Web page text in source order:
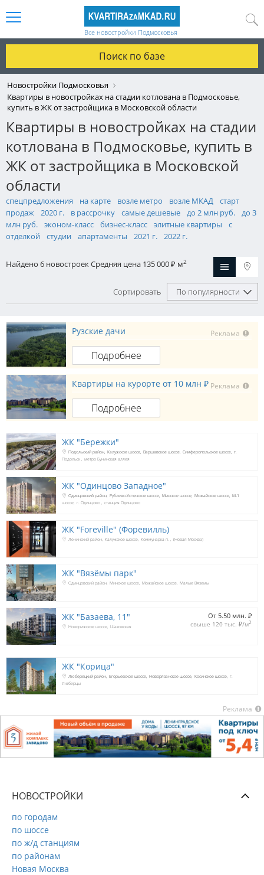
Все новостройки Подмосковья
Поиск по базе
Новостройки Подмосковья
Квартиры в новостройках на стадии котлована в Подмосковье,
купить в ЖК от застройщика в Московской области
Квартиры в новостройках на стадии
котлована в Подмосковье, купить в
ЖК от застройщика в Московской
области
спецпредложения на карте возле метро возле МКАД
старт
продаж
2020 г. в рассрочку самые дешевые до 2 млн руб.
до 3
млн руб.
эконом-класс бизнес-класс элитные квартиры
с
отделкой
студии апартаменты 2021 г. 2022 г.
Найдено 6 новостроекСредняя цена 135 000 ₽ м2
Сортировать По популярности
Реклама
Рузские дачи
Подробнее
Реклама
Квартиры на курорте от 10 млн ₽
Подробнее
ЖК "Бережки"
Подольский район Калужское шоссе Варшавское шоссе Симферопольское шоссе г.
Подольск
метро Бунинская аллея
ЖК "Одинцово Западное"
Одинцовский район Рублево-Успенское шоссе Минское шоссе Можайское шоссе М-1
шоссе г. Одинцово станция Одинцово
ЖК "Foreville" (Форевилль)
Ленинский район Калужское шоссе Коммунарка п. (Новая Москва)
ЖК "Вязёмы парк"
Одинцовский район Минское шоссе Можайское шоссе Малые Вяземы
ЖК "Базаева, 11" От 5.50 млн. ₽
свыше 120 тыс. ₽/м2
Новорижское шоссе Шаховская
ЖК "Корица"
Люберецкий район Егорьевское шоссе Новорязанское шоссе Косинское шоссе г.
Люберцы
Реклама
НОВОСТРОЙКИ
по городам
по шоссе
по ж/д станциям
по районам
Новая Москва